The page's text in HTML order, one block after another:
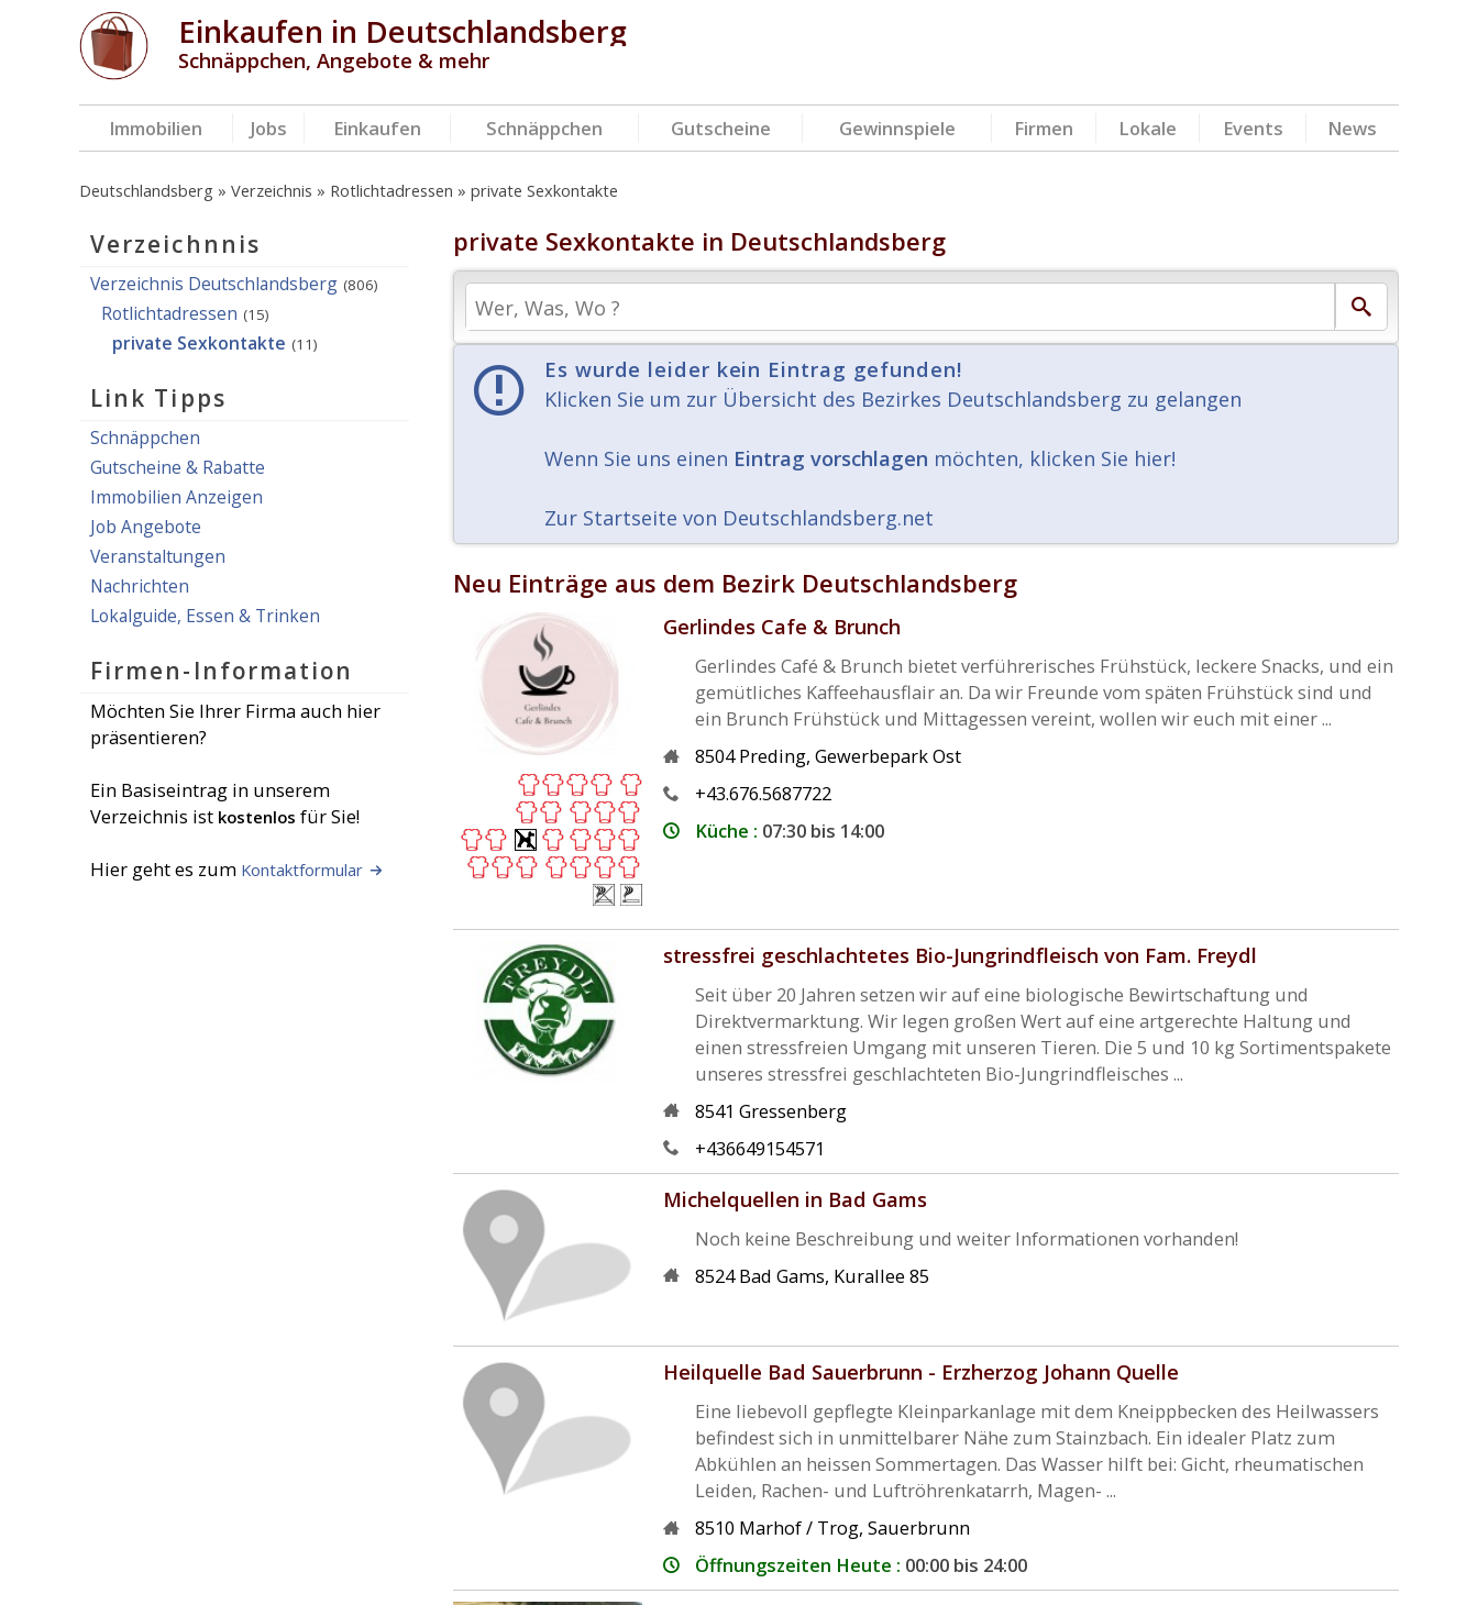
Einkaufen in Deutschlandsberg
Schnäppchen, Angebote & mehr
Immobilien Jobs Einkaufen Schnäppchen Gutscheine Gewinnspiele Firmen Lokale Events News
Deutschlandsberg Verzeichnis Rotlichtadressen private Sexkontakte
private Sexkontakte in Deutschlandsberg
Es wurde leider kein Eintrag gefunden!
Klicken Sie um zur Übersicht des Bezirkes Deutschlandsberg zu gelangen
Wenn Sie uns einen Eintrag vorschlagen möchten, klicken Sie hier!
Zur Startseite von Deutschlandsberg.net
Neu Einträge aus dem Bezirk Deutschlandsberg
Gerlindes Cafe & Brunch
Gerlindes Café & Brunch bietet verführerisches Frühstück, leckere Snacks, und ein
gemütliches Kaffeehausflair an. Da wir Freunde vom späten Frühstück sind und
ein Brunch Frühstück und Mittagessen vereint, wollen wir euch mit einer ...
8504 Preding,Gewerbepark Ost
+43.676.5687722
Küche : 07:30 bis 14:00
stressfrei geschlachtetes Bio-Jungrindfleisch von Fam. Freydl
Seit über 20 Jahren setzen wir auf eine biologische Bewirtschaftung und
Direktvermarktung. Wir legen großen Wert auf eine artgerechte Haltung und
einen stressfreien Umgang mit unseren Tieren. Die 5 und 10 kg Sortimentspakete
unseres stressfrei geschlachteten Bio-Jungrindfleisches ...
8541 Gressenberg
+436649154571
Michelquellen in Bad Gams
Noch keine Beschreibung und weiter Informationen vorhanden!
8524 Bad Gams, Kurallee 85
Heilquelle Bad Sauerbrunn - Erzherzog Johann Quelle
Eine liebevoll gepflegte Kleinparkanlage mit dem Kneippbecken des Heilwassers
befindest sich in unmittelbarer Nähe zum Stainzbach. Ein idealer Platz zum
Abkühlen an heissen Sommertagen. Das Wasser hilft bei: Gicht, rheumatischen
Leiden, Rachen- und Luftröhrenkatarrh, Magen- ...
8510 Marhof / Trog,Sauerbrunn
Öffnungszeiten Heute : 00:00 bis 24:00
Verzeichnnis
Verzeichnis Deutschlandsberg (806)
Rotlichtadressen (15)
private Sexkontakte (11)
Link Tipps
Schnäppchen
Gutscheine & Rabatte
Immobilien Anzeigen
Job Angebote
Veranstaltungen
Nachrichten
Lokalguide, Essen & Trinken
Firmen-Information
Möchten Sie Ihrer Firma auch hier
präsentieren?
Ein Basiseintrag in unserem
Verzeichnis ist kostenlos für Sie!
Hier geht es zum Kontaktformular